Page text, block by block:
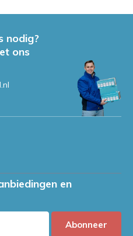
nodig?
ons
en
Abonneer